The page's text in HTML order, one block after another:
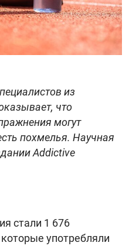
из
что
могут
похмелья. Научная
Addictive
стали 1 676
употребляли